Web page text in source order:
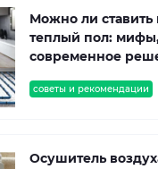
советы и рекомендации
Можно ли ставить
теплый пол:
современное
Осушитель